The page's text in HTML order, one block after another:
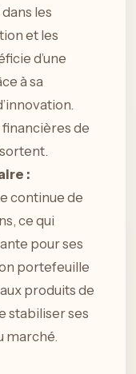
les
et les
d’une
à sa
de
:
continue de
ce qui
pour ses
portefeuille
produits de
stabiliser ses
marché.